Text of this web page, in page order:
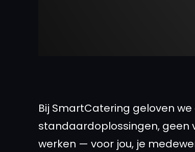
Bij SmartCatering geloven
standaardoplossingen,
werken — voor jou, je